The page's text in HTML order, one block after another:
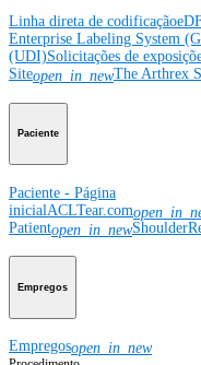
Linha direta de codificação
Enterprise Labeling System
(UDI)Solicitações de
Siteopen_in_newThe Arthrex
Paciente
Paciente - Página
inicialACLTear.com
Patientopen_in_new
Empregos
Empregosopen_in_new